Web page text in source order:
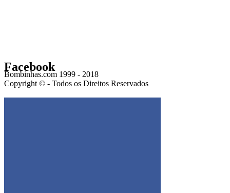
Bombinhas.com 1999 - 2018
Copyright © - Todos os Direitos Reservados
Facebook
Get the Facebook Likebox Slider Pro for WordPress